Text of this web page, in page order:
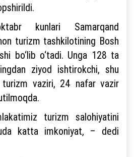
kunlari Samarqand
turizm tashkilotining Bosh
bo‘lib o‘tadi. Unga 128 ta
ziyod ishtirokchi, shu
vaziri, 24 nafar vazir
turizm salohiyatini
katta imkoniyat, – dedi